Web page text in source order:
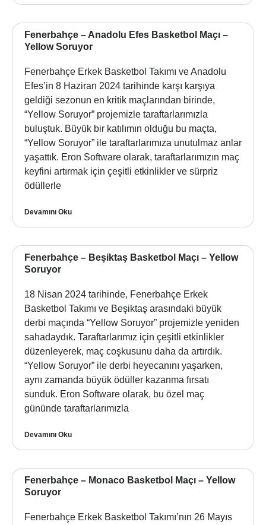
Fenerbahçe – Anadolu Efes Basketbol Maçı –
Yellow Soruyor
Fenerbahçe Erkek Basketbol Takımı ve Anadolu
Efes’in 8 Haziran 2024 tarihinde karşı karşıya
geldiği sezonun en kritik maçlarından birinde,
“Yellow Soruyor” projemizle taraftarlarımızla
buluştuk. Büyük bir katılımın olduğu bu maçta,
“Yellow Soruyor” ile taraftarlarımıza unutulmaz anlar
yaşattık. Eron Software olarak, taraftarlarımızın maç
keyfini artırmak için çeşitli etkinlikler ve sürpriz
ödüllerle
Devamını Oku
Fenerbahçe – Beşiktaş Basketbol Maçı – Yellow
Soruyor
18 Nisan 2024 tarihinde, Fenerbahçe Erkek
Basketbol Takımı ve Beşiktaş arasındaki büyük
derbi maçında “Yellow Soruyor” projemizle yeniden
sahadaydık. Taraftarlarımız için çeşitli etkinlikler
düzenleyerek, maç coşkusunu daha da artırdık.
“Yellow Soruyor” ile derbi heyecanını yaşarken,
aynı zamanda büyük ödüller kazanma fırsatı
sunduk. Eron Software olarak, bu özel maç
gününde taraftarlarımızla
Devamını Oku
Fenerbahçe – Monaco Basketbol Maçı – Yellow
Soruyor
Fenerbahçe Erkek Basketbol Takımı’nın 26 Mayıs